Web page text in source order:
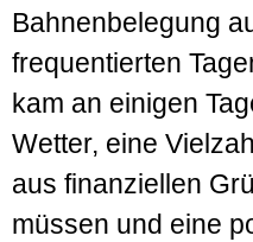
Bahnenbelegung
frequentierten
kam an einigen
Wetter, eine
aus finanziellen
müssen und eine